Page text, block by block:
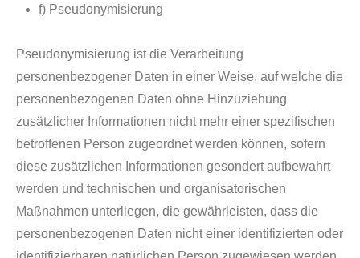
f) Pseudonymisierung
Pseudonymisierung ist die Verarbeitung
personenbezogener Daten in einer Weise, auf welche die
personenbezogenen Daten ohne Hinzuziehung
zusätzlicher Informationen nicht mehr einer spezifischen
betroffenen Person zugeordnet werden können, sofern
diese zusätzlichen Informationen gesondert aufbewahrt
werden und technischen und organisatorischen
Maßnahmen unterliegen, die gewährleisten, dass die
personenbezogenen Daten nicht einer identifizierten oder